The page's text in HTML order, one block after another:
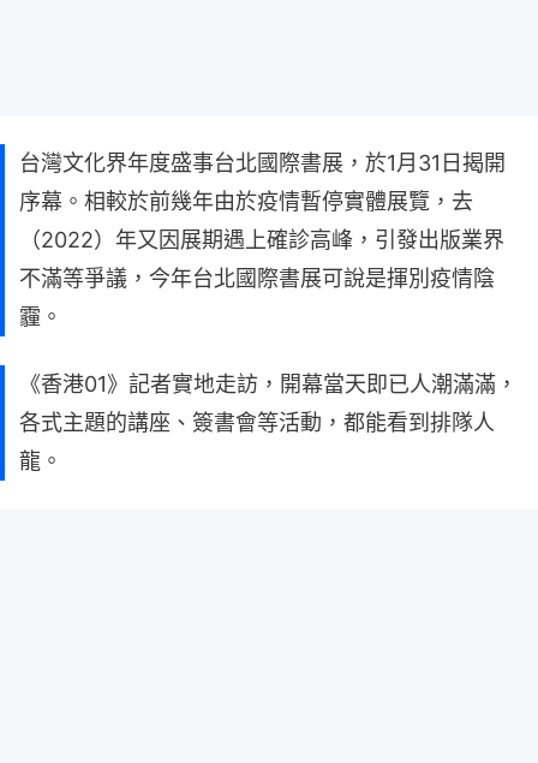
台灣文化界年度盛事台北國際書展，於1月31日揭開
序幕。相較於前幾年由於疫情暫停實體展覽，去
（2022）年又因展期遇上確診高峰，引發出版業界
不滿等爭議，今年台北國際書展可說是揮別疫情陰
霾。
《香港01》記者實地走訪，開幕當天即已人潮滿滿，
各式主題的講座、簽書會等活動，都能看到排隊人
龍。